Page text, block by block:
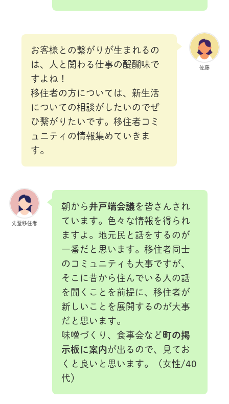
佐藤
お客様との繋がりが生まれるの
は、人と関わる仕事の醍醐味で
すよね！
移住者の方については、新生活
についての相談がしたいのでぜ
ひ繋がりたいです。移住者コミ
ュニティの情報集めていきま
す。
先輩移住者
朝から井戸端会議を皆さんされ
ています。色々な情報を得られ
ますよ。地元民と話をするのが
一番だと思います。移住者同士
のコミュニティも大事ですが、
そこに昔から住んでいる人の話
を聞くことを前提に、移住者が
新しいことを展開するのが大事
だと思います。
味噌づくり、食事会など町の掲
示板に案内が出るので、見てお
くと良いと思います。（女性/40
代）